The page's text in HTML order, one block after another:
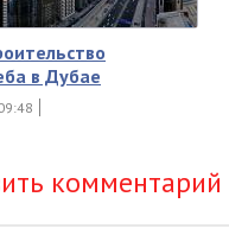
в Дубае
комментарий